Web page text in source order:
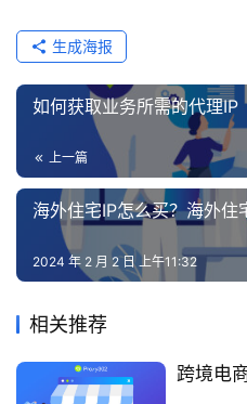
生成海报
如何获取业务所需的代理IP
上一篇
海外住宅IP怎么买？海外住
2024 年 2 月 2 日 上午11:32
相关推荐
跨境电